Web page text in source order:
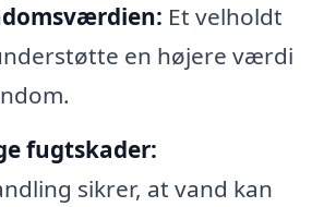
Et velholdt
en højere værdi
fugtskader:
sikrer, at vand kan